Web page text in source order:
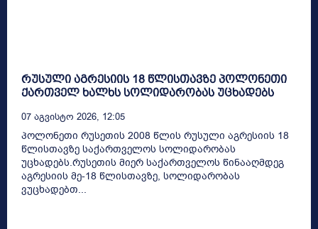
რუსული აგრესიის 18 წლისთავზე პოლონეთი
ქართველ ხალხს სოლიდარობას უცხადებს
07 Აგვისტო 2026, 12:05
პოლონეთი რუსეთის 2008 წლის რუსული აგრესიის 18
წლისთავზე საქართველოს სოლიდარობას
უცხადებს.რუსეთის მიერ საქართველოს წინააღმდეგ
აგრესიის მე-18 წლისთავზე, სოლიდარობას
ვუცხადებთ...